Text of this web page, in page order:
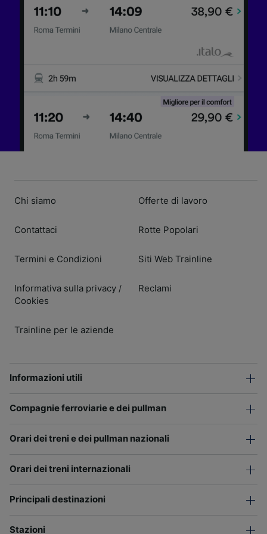
Chi siamo
Contattaci
Termini e Condizioni
Informativa sulla privacy /
Cookies
Trainline per le aziende
Offerte di lavoro
Rotte Popolari
Siti Web Trainline
Reclami
Informazioni utili
Compagnie ferroviarie e dei pullman
Orari dei treni e dei pullman nazionali
Orari dei treni internazionali
Principali destinazioni
Stazioni
accedervi. Pubblicità e contenuti
personalizzati, misurazione delle prestazioni
Elenco dei partner (fornitori)